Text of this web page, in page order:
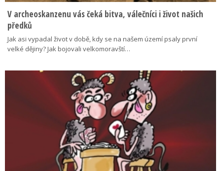
V archeoskanzenu vás čeká bitva, válečníci i život našich
předků
Jak asi vypadal život v době, kdy se na našem území psaly první
velké dějiny? Jak bojovali velkomoravští…